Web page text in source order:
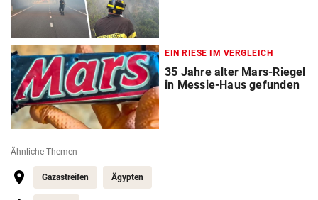
EIN RIESE IM VERGLEICH
35 Jahre alter Mars-Riegel
in Messie-Haus gefunden
Ähnliche Themen
Gazastreifen Ägypten